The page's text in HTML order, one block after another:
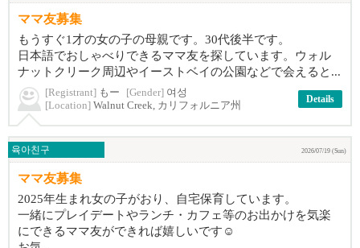
ママ友募集
もうすぐ1才の女の子の母親です。30代後半です。
日本語でおしゃべりできるママ友を探しています。ウォル
ナットクリーク周辺やイーストベイの公園などで会えると...
[Registrant] もー [Gender] 여성
[Location] Walnut Creek, カリフォルニア州
Details
육아친구 2026/07/19 (Sun)
ママ友募集
2025年生まれ女の子がおり、自宅保育しています。
一緒にプレイデートやランチ・カフェ等のお出かけを気楽
にできるママ友ができれば嬉しいです☺️